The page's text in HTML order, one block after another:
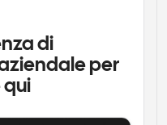
di
per
qui